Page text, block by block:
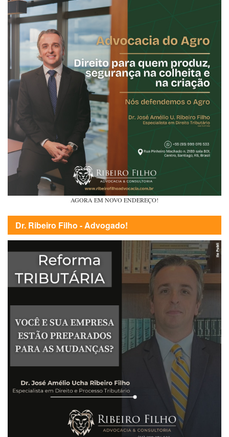
AGORA EM NOVO ENDEREÇO!
Dr. Ribeiro Filho - Advogado!